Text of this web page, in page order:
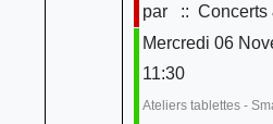
par
:: Concerts
Mercredi 06
11:30
Ateliers tablettes -